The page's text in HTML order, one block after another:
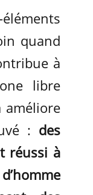
quand
à
libre
améliore
: des
réussi à